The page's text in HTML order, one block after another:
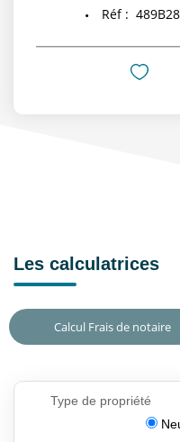
Réf :
Les calculatrices
Calcul Frais de notaire